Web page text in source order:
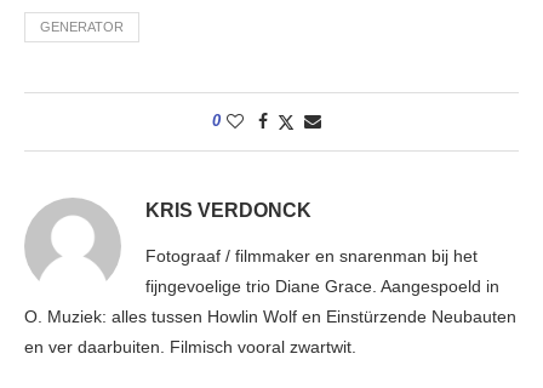
GENERATOR
0
KRIS VERDONCK
Fotograaf / filmmaker en snarenman bij het
fijngevoelige trio Diane Grace. Aangespoeld in
O. Muziek: alles tussen Howlin Wolf en Einstürzende Neubauten
en ver daarbuiten. Filmisch vooral zwartwit.